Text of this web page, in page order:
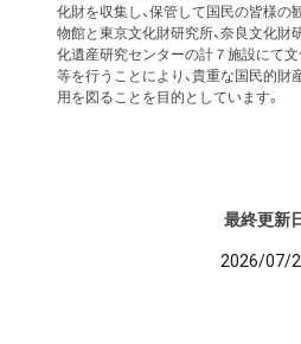
化財を収集し、保管して国民の皆様の
物館と東京文化財研究所、奈良文化財
化遺産研究センターの計７施設にて
等を行うことにより、貴重な国民的財
用を図ることを目的としています。
最終更新
2026/07/